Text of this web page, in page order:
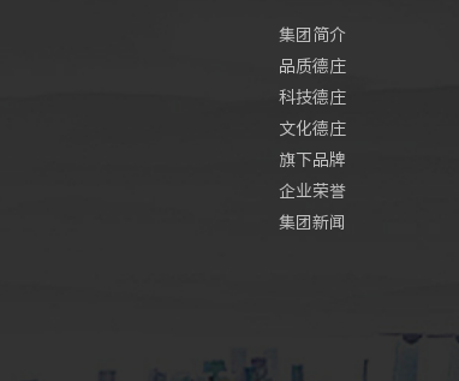
集团简介
品质德庄
科技德庄
文化德庄
旗下品牌
企业荣誉
集团新闻